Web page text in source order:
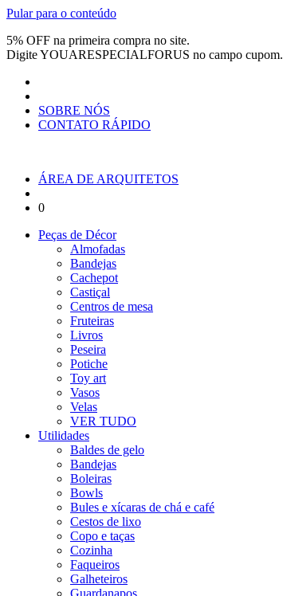
Pular para o conteúdo
5% OFF na primeira compra no site.
DigiteYOUARESPECIALFORUS no campo cupom.
SOBRE NÓS
CONTATO RÁPIDO
ÁREA DE ARQUITETOS
0
Peças de Décor
Almofadas
Bandejas
Cachepot
Castiçal
Centros de mesa
Fruteiras
Livros
Peseira
Potiche
Toy art
Vasos
Velas
VER TUDO
Utilidades
Baldes de gelo
Bandejas
Boleiras
Bowls
Bules e xícaras de chá e café
Cestos de lixo
Copo e taças
Cozinha
Faqueiros
Galheteiros
Guardanapos